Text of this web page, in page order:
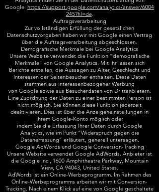
Google: https://support.google.com/analytics/answer/6004
245?hl=de.
Auftragsverarbeitung
Zur vollständigen Erfüllung der gesetzlichen
Datenschutzvorgaben haben wir mit Google einen Vertrag
über die Auftragsverarbeitung abgeschlossen.
Demografische Merkmale bei Google Analytics
Unsere Website verwendet die Funktion “demografische
Merkmale” von Google Analytics. Mit ihr lassen sich
Berichte erstellen, die Aussagen zu Alter, Geschlecht und
Interessen der Seitenbesucher enthalten. Diese Daten
stammen aus interessenbezogener Werbung
von Google sowie aus Besucherdaten von Drittanbietern.
Eine Zuordnung der Daten zu einer bestimmten Person ist
nicht möglich. Sie können diese Funktion jederzeit
deaktivieren. Dies ist über die Anzeigeneinstellungen in
Ihrem Google-Konto möglich oder
indem Sie die Erfassung Ihrer Daten durch Google
Analytics, wie im Punkt “Widerspruch gegen die
Datenerfassung” erläutert, generell untersagen.
Google AdWords und Google Conversion-Tracking
Unsere Website verwendet Google AdWords. Anbieter ist
die Google Inc., 1600 Amphitheatre Parkway, Mountain
View, CA 94043, United States.
AdWords ist ein Online-Werbeprogramm. Im Rahmen des
Online-Werbeprogramms arbeiten wir mit Conversion-
Tracking. Nach einem Klick auf eine von Google geschaltete